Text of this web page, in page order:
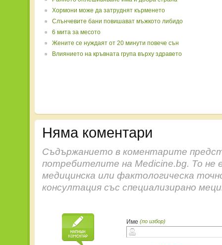
Хормони може да затруднят кърменето
Слънчевите бани повишават мъжкото либидо
6 мита за месото
Жените се нуждаят от 20 минути повече сън
Влиянието на кръвната група върху здравето
Няма коментари
Съдържанието в коментарите
потребителите на Medicine.bg. То не
медицинска или фактологическа
консултация със специализирано
Име (по избор)